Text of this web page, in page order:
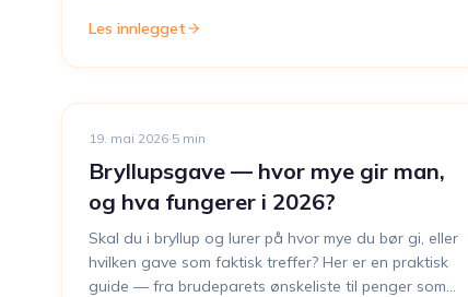
Les innlegget
19. mai 2026·5 min
Bryllupsgave — hvor mye gir man,
og hva fungerer i 2026?
Skal du i bryllup og lurer på hvor mye du bør gi, eller
hvilken gave som faktisk treffer? Her er en praktisk
guide — fra brudeparets ønskeliste til penger som